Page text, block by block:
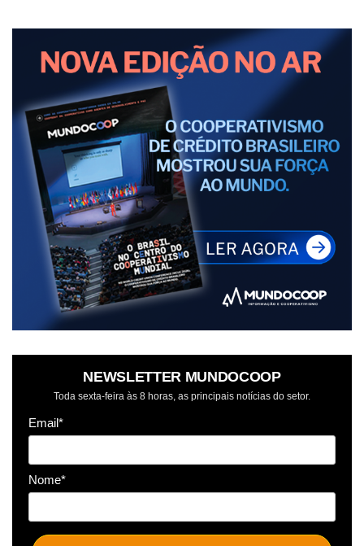
NEWSLETTER MUNDOCOOP
Toda sexta-feira às 8 horas, as principais notícias do setor.
Email*
Nome*